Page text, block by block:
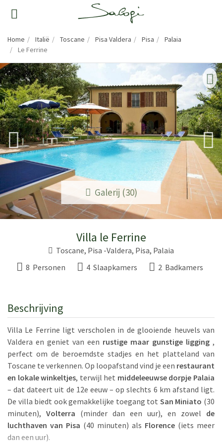
Home Italië Toscane Pisa Valdera Pisa
Palaia
Le Ferrine
Galerij (30)
Villa le Ferrine
Toscane, Pisa -Valdera, Pisa, Palaia
8 Personen
4 Slaapkamers 2 Badkamers
Beschrijving
Villa Le Ferrine ligt verscholen in de glooiende heuvels van
Valdera en geniet van een rustige maar gunstige ligging ,
perfect om de beroemdste stadjes en het platteland van
Toscane te verkennen. Op loopafstand vind je een restaurant
en lokale winkeltjes, terwijl het middeleeuwse dorpje Palaia
– dat dateert uit de 12e eeuw – op slechts 6 km afstand ligt.
De villa biedt ook gemakkelijke toegang tot San Miniato (30
minuten), Volterra (minder dan een uur), en zowel de
luchthaven van Pisa (40 minuten) als Florence (iets meer
dan een uur).